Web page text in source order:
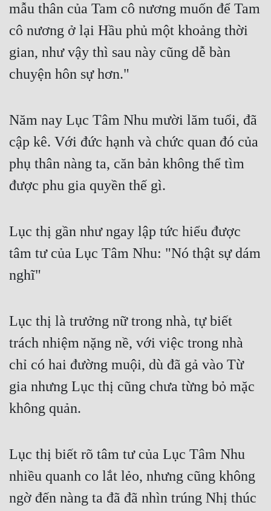
Dã Sử
Góc Nhìn Nam
Góc Nhìn Nữ
Huyền Huyễn
Huyền Nghi
Hài Hước
Hệ Thống
Học Đường
Khoa Huyễn Không Gian
Kiếm Hiệp
Kỳ Huyễn
Linh Dị
Làm Giàu
Lịch Sử
mẫu thân của Tam cô nương muốn để Tam
cô nương ở lại Hầu phủ một khoảng thời
gian, như vậy thì sau này cũng dễ bàn
chuyện hôn sự hơn."
Năm nay Lục Tâm Nhu mười lăm tuổi, đã
cập kê. Với đức hạnh và chức quan đó của
phụ thân nàng ta, căn bản không thể tìm
được phu gia quyền thế gì.
Lục thị gần như ngay lập tức hiểu được
tâm tư của Lục Tâm Nhu: "Nó thật sự dám
nghĩ"
Lục thị là trưởng nữ trong nhà, tự biết
trách nhiệm nặng nề, với việc trong nhà
chỉ có hai đường muội, dù đã gả vào Từ
gia nhưng Lục thị cũng chưa từng bỏ mặc
không quản.
Lục thị biết rõ tâm tư của Lục Tâm Nhu
nhiều quanh co lắt lẻo, nhưng cũng không
ngờ đến nàng ta đã đã nhìn trúng Nhị thúc